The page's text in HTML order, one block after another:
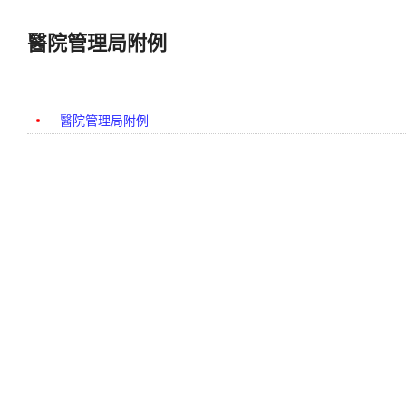
醫院管理局附例
醫院管理局附例